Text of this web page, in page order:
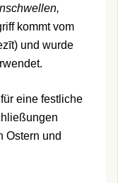
kommt vom
und wurde
eine festliche
Ostern und